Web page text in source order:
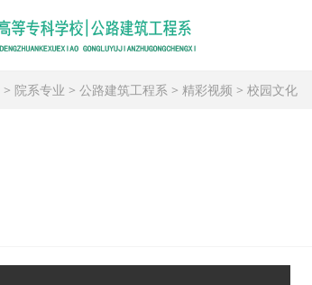
> 院系专业 > 公路建筑工程系 > 精彩视频 > 校园文化